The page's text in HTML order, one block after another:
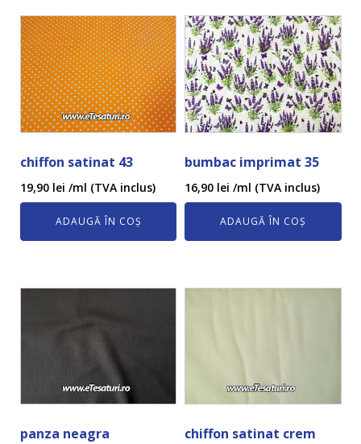
chiffon satinat 43
19,90 lei /ml (TVA inclus)
ADAUGĂ ÎN COȘ
bumbac imprimat 35
16,90 lei /ml (TVA inclus)
ADAUGĂ ÎN COȘ
panza neagra chiffon satinat crem